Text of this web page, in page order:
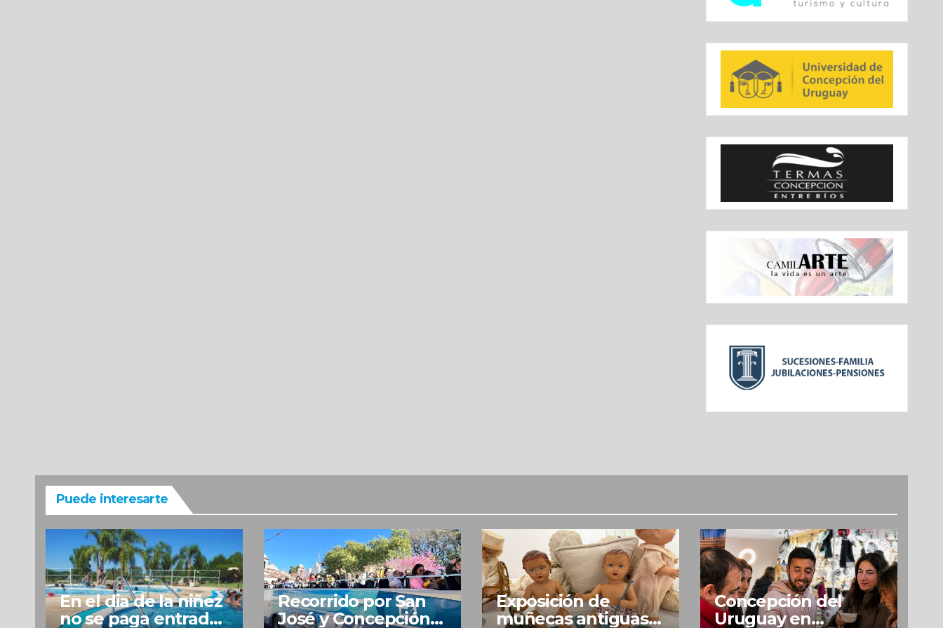
Puede interesarte
En el dia de la niñez
no se paga entrada
Recorrido por San
José y Concepción
Exposición de
muñecas antiguas
Concepción del
Uruguay en